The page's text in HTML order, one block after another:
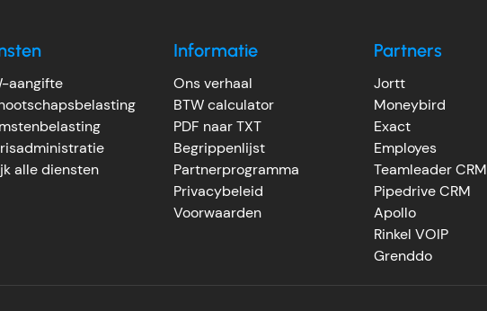
aangifte
alle diensten
Informatie
Ons verhaal
BTW calculator
PDF naar TXT
Begrippenlijst
Partnerprogramma
Privacybeleid
Voorwaarden
Partners
Jortt
Moneybird
Exact
Employes
Teamleader CRM
Pipedrive CRM
Apollo
Rinkel VOIP
Grenddo